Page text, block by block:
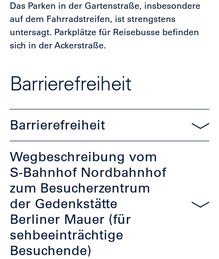
Das Parken in der Gartenstraße, insbesondere
auf dem Fahrradstreifen, ist strengstens
untersagt. Parkplätze für Reisebusse befinden
sich in der Ackerstraße.
Barrierefreiheit
Barrierefreiheit
Wegbeschreibung vom
S-Bahnhof Nordbahnhof
zum Besucherzentrum
der Gedenkstätte
Berliner Mauer (für
sehbeeinträchtige
Besuchende)